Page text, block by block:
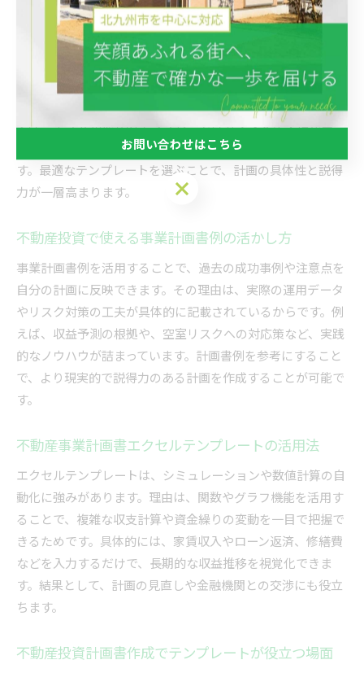
不動産投資計画書テンプレート選びのコツ
不動産投資計画書のテンプレート選びでは、目的や投資規模
に合ったフォーマットを選ぶことが重要です。理由は、物件
ごとや資金調達方法によって記載事項が異なるためです。例
えば、エクセル形式のテンプレートはカスタマイズ性が高
く、収支シミュレーションや複数物件比較にも対応できま
す。最適なテンプレートを選ぶことで、計画の具体性と説得
力が一層高まります。
不動産投資で使える事業計画書例の活かし方
事業計画書例を活用することで、過去の成功事例や注意点を
自分の計画に反映できます。その理由は、実際の運用データ
やリスク対策の工夫が具体的に記載されているからです。例
えば、収益予測の根拠や、空室リスクへの対応策など、実践
的なノウハウが詰まっています。計画書例を参考にすること
で、より現実的で説得力のある計画を作成することが可能で
す。
不動産事業計画書エクセルテンプレートの活用法
エクセルテンプレートは、シミュレーションや数値計算の自
動化に強みがあります。理由は、関数やグラフ機能を活用す
ることで、複雑な収支計算や資金繰りの変動を一目で把握で
きるためです。具体的には、家賃収入やローン返済、修繕費
などを入力するだけで、長期的な収益推移を視覚化できま
す。結果として、計画の見直しや金融機関との交渉にも役立
ちます。
不動産投資計画書作成でテンプレートが役立つ場面
お問い合わせはこちら
お問い合わせはこちら